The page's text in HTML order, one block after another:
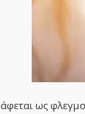
ως